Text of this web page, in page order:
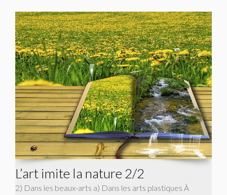
L’art imite la nature 2/2
2) Dans les beaux-arts a) Dans les arts plastiques À